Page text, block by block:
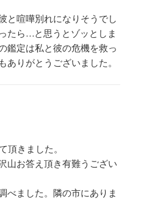
と喧嘩別れになりそうでし
たら…と思うとゾッとしま
鑑定は私と彼の危機を救っ
りがとうございました。
頂きました。
山お答え頂き有難うござい
べました。隣の市にありま